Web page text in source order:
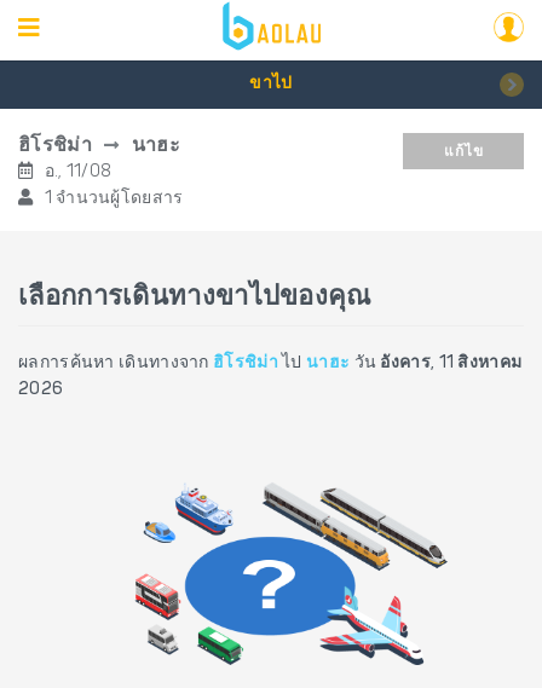
ขาไป
ฮิโรชิม่า นาฮะ
อ., 11/08
1 จำนวนผู้โดยสาร
แก้ไข
เลือกการเดินทางขาไปของคุณ
ผลการค้นหา เดินทางจาก ฮิโรชิม่า ไปนาฮะ วัน อังคาร, 11 สิงหาคม
2026